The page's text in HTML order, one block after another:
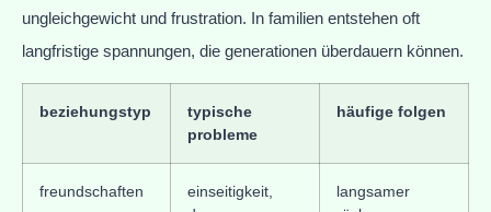
ungleichgewicht und frustration. In familien entstehen oft
langfristige spannungen, die generationen überdauern können.
beziehungstyp
typische
probleme
häufige folgen
freundschaften
einseitigkeit,
langsamer